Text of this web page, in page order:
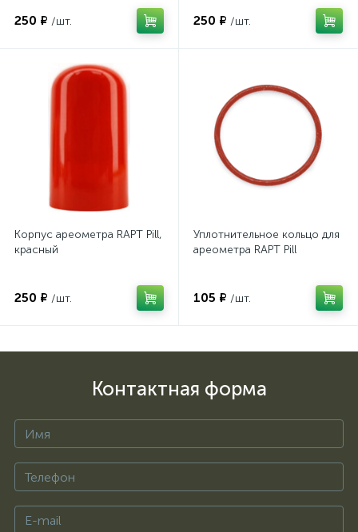
250 ₽ /шт. 250 ₽ /шт.
Корпус ареометра RAPT Pill,
красный
250 ₽ /шт.
Уплотнительное кольцо для
ареометра RAPT Pill
105 ₽ /шт.
Контактная форма